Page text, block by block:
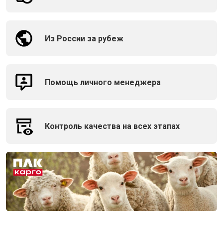
Из России за рубеж
Помощь личного менеджера
Контроль качества на всех этапах